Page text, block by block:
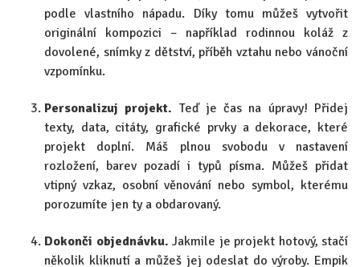
podle vlastního nápadu. Díky tomu můžeš vytvořit
originální kompozici – například rodinnou koláž z
dovolené, snímky z dětství, příběh vztahu nebo vánoční
vzpomínku.
Personalizuj projekt. Teď je čas na úpravy! Přidej
texty, data, citáty, grafické prvky a dekorace, které
projekt doplní. Máš plnou svobodu v nastavení
rozložení, barev pozadí i typů písma. Můžeš přidat
vtipný vzkaz, osobní věnování nebo symbol, kterému
porozumíte jen ty a obdarovaný.
Dokonči objednávku. Jakmile je projekt hotový, stačí
několik kliknutí a můžeš jej odeslat do výroby. Empik